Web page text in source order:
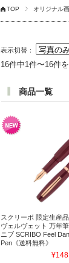
TOP オリジナル
表示切替：
16件中1件〜16件
商品一覧
スクリーボ 限定生産
ヴェルヴェット 万年
ニブ SCRIBO Feel
Pen《送料無料》